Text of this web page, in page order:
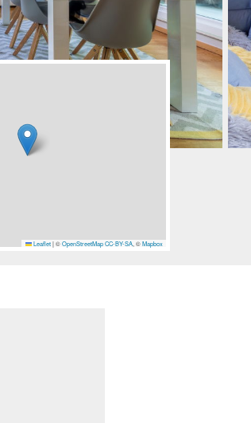
Leaflet |©OpenStreetMap CC-BY-SA, ©Mapbox